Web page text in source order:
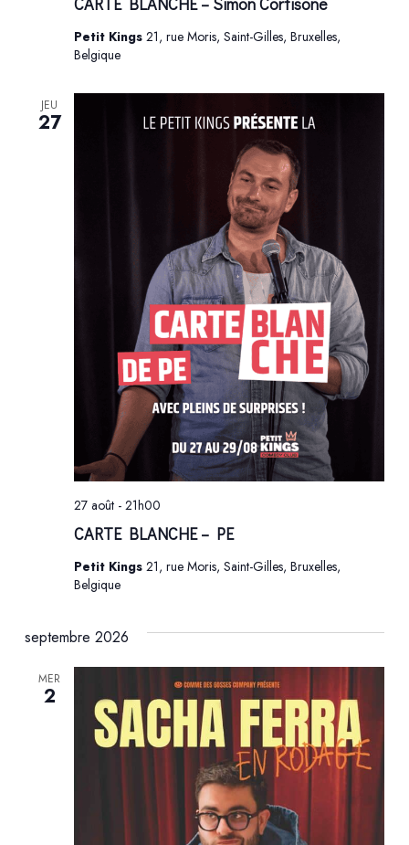
Petit Kings 21, rue Moris, Saint-Gilles, Bruxelles,
Belgique
JEU
27
CARTE BLANCHE – PE
27 août - 21h00
Petit Kings 21, rue Moris, Saint-Gilles, Bruxelles,
Belgique
septembre 2026
MER
2